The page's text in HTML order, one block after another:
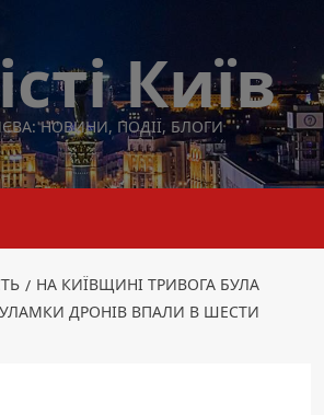
Київ
НОВИНИ, ПОДІЇ, БЛОГИ
НА КИЇВЩИНІ ТРИВОГА БУЛА
ДРОНІВ ВПАЛИ В ШЕСТИ